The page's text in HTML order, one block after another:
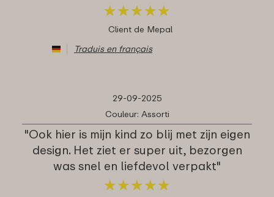
★★★★★
★★★★★
Client de Mepal
Traduis en français
29-09-2025
Couleur: Assorti
"Ook hier is mijn kind zo blij met zijn eigen
design. Het ziet er super uit, bezorgen
was snel en liefdevol verpakt"
★★★★★
★★★★★